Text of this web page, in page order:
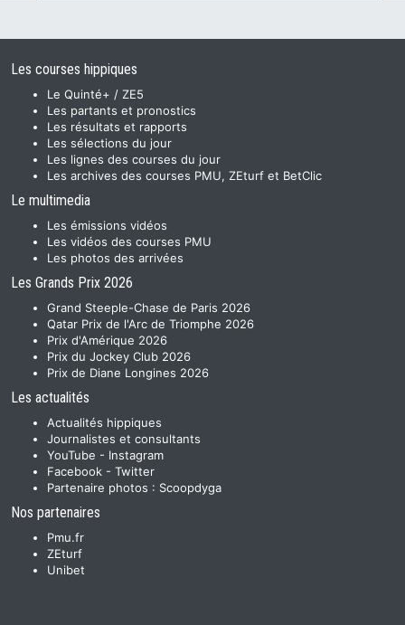
Les courses hippiques
Le Quinté+ / ZE5
Les partants et pronostics
Les résultats et rapports
Les sélections du jour
Les lignes des courses du jour
Les archives des courses PMU, ZEturf et BetClic
Le multimedia
Les émissions vidéos
Les vidéos des courses PMU
Les photos des arrivées
Les Grands Prix 2026
Grand Steeple-Chase de Paris 2026
Qatar Prix de l'Arc de Triomphe 2026
Prix d'Amérique 2026
Prix du Jockey Club 2026
Prix de Diane Longines 2026
Les actualités
Actualités hippiques
Journalistes et consultants
YouTube - Instagram
Facebook - Twitter
Partenaire photos : Scoopdyga
Nos partenaires
Pmu.fr
ZEturf
Unibet